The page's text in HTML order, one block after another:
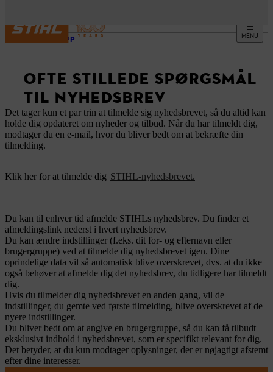
MENU
Webshop
OFTE STILLEDE SPØRGSMÅL
TIL NYHEDSBREV
Det tager kun et par trin at tilmelde sig nyhedsbrevet, så du altid kan
holde dig opdateret om nyheder og tilbud. Når du har tilmeldt dig,
modtager du en e-mail, hvor du bliver bedt om at bekræfte din
tilmelding.
Klik her for at tilmelde dig STIHL-nyhedsbrevet.
Du kan til enhver tid afmelde STIHLs nyhedsbrev. Du finder et
afmeldingslink nederst i hvert nyhedsbrev.
Du kan ændre indstillinger (f.eks. dit for- og efternavn eller
brugergruppe) ved at tilmelde dig nyhedsbrevet igen. Dine
oprindelige data vil så automatisk blive overskrevet, dvs. at du ikke
også behøver at afmelde dig det nyhedsbrev, du tidligere har tilmeldt
dig.
Hvis du tilmelder dig nyhedsbrevet en anden gang, vil de
indstillinger, du gemte ved første tilmelding, blive overskrevet af de
nyere indstillinger.
Du bliver bedt om at angive en brugergruppe, så du kan få tilbudt
eksklusivt indhold i nyhedsbrevet, som er specifikt relevant for dig.
Det betyder, at du kun modtager oplysninger, der er nøjagtigt afstemt
efter dine interesser.